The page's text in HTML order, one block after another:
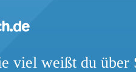
viel weißt du über